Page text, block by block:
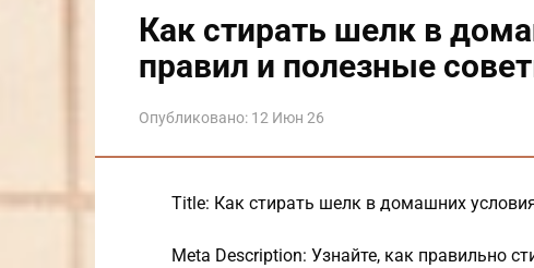
Как стирать шелк в
правил и полезные
Опубликовано: 12 Июн 26
Title: Как стирать шелк в домашних
Meta Description: Узнайте, как правильно